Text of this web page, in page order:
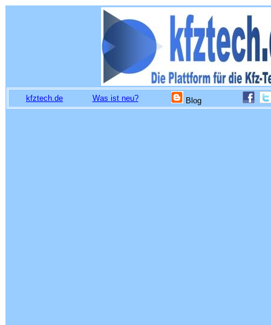
kfztech.de Was ist neu? Blog